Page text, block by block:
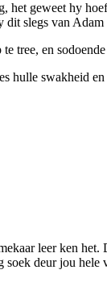
geweet hy
dit slegs van Adam
en
swakheid
leer ken
soek deur jou hele